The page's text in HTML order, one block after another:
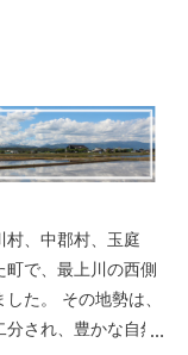
村、中郡村、玉庭
町で、最上川の西側
た。 その地勢は、
され、豊かな自然